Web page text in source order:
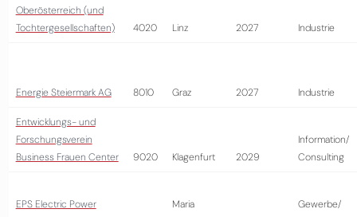
Oberösterreich (und
Tochtergesellschaften)
4020 Linz 2027 Industrie
Energie Steiermark AG 8010 Graz 2027 Industrie
Entwicklungs- und
Forschungsverein
Business Frauen Center
9020 Klagenfurt 2029
Information/
Consulting
EPS Electric Power
Maria
Gewerbe/